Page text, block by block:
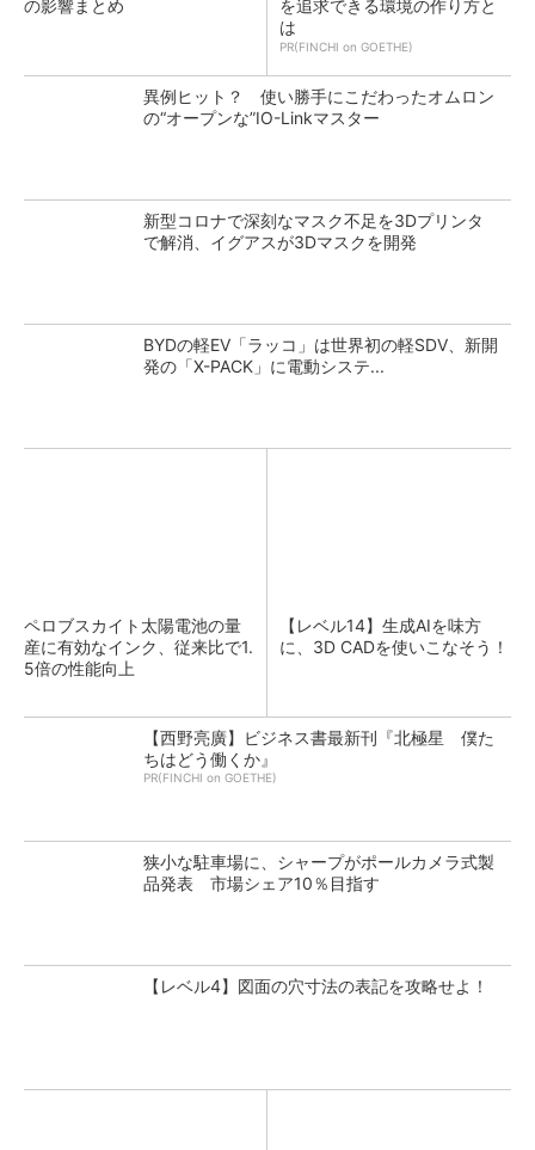
の影響まとめ
を追求できる環境の作り方と
は
PR(FINCHI on GOETHE)
異例ヒット？ 使い勝手にこだわったオムロン
の“オープンな”IO-Linkマスター
新型コロナで深刻なマスク不足を3Dプリンタ
で解消、イグアスが3Dマスクを開発
BYDの軽EV「ラッコ」は世界初の軽SDV、新開
発の「X-PACK」に電動システ...
ペロブスカイト太陽電池の量
産に有効なインク、従来比で1.
5倍の性能向上
【レベル14】生成AIを味方
に、3D CADを使いこなそう！
【西野亮廣】ビジネス書最新刊『北極星 僕た
ちはどう働くか』
PR(FINCHI on GOETHE)
狭小な駐車場に、シャープがポールカメラ式製
品発表 市場シェア10％目指す
【レベル4】図面の穴寸法の表記を攻略せよ！